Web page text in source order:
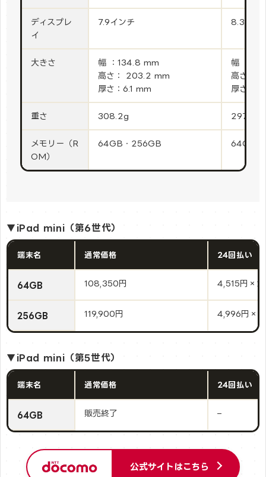
ディスプレ
イ
7.9インチ 8.3イン
大きさ
幅 ：134.8 mm
高さ： 203.2 mm
厚さ：6.1 mm
幅 ：
高さ：
厚さ：
重さ 308.2g 297g
メモリー（R
OM）
64GB・256GB 64GB
▼iPad mini（第6世代）
端末名 通常価格 24回払い
64GB 108,350円 4,515円
256GB 119,900円 4,996円
▼iPad mini（第5世代）
端末名 通常価格 24回払い
64GB 販売終了 –
公式サイトはこちら